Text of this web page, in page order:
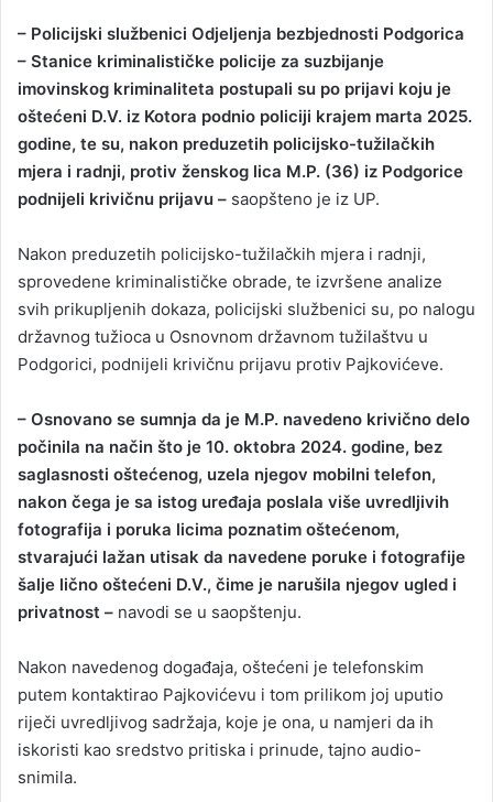
– Policijski službenici Odjeljenja bezbjednosti Podgorica
– Stanice kriminalističke policije za suzbijanje
imovinskog kriminaliteta postupali su po prijavi koju je
oštećeni D.V. iz Kotora podnio policiji krajem marta 2025.
godine, te su, nakon preduzetih policijsko-tužilačkih
mjera i radnji, protiv ženskog lica M.P. (36) iz Podgorice
podnijeli krivičnu prijavu – saopšteno je iz UP.
Nakon preduzetih policijsko-tužilačkih mjera i radnji,
sprovedene kriminalističke obrade, te izvršene analize
svih prikupljenih dokaza, policijski službenici su, po nalogu
državnog tužioca u Osnovnom državnom tužilaštvu u
Podgorici, podnijeli krivičnu prijavu protiv Pajkovićeve.
– Osnovano se sumnja da je M.P. navedeno krivično delo
počinila na način što je 10. oktobra 2024. godine, bez
saglasnosti oštećenog, uzela njegov mobilni telefon,
nakon čega je sa istog uređaja poslala više uvredljivih
fotografija i poruka licima poznatim oštećenom,
stvarajući lažan utisak da navedene poruke i fotografije
šalje lično oštećeni D.V., čime je narušila njegov ugled i
privatnost – navodi se u saopštenju.
Nakon navedenog događaja, oštećeni je telefonskim
putem kontaktirao Pajkovićevu i tom prilikom joj uputio
riječi uvredljivog sadržaja, koje je ona, u namjeri da ih
iskoristi kao sredstvo pritiska i prinude, tajno audio-
snimila.